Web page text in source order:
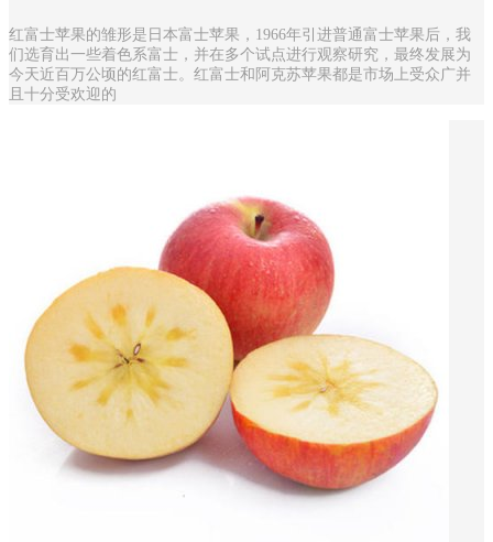
红富士苹果的雏形是日本富士苹果，1966年引进普通富士苹果后，我
们选育出一些着色系富士，并在多个试点进行观察研究，最终发展为
今天近百万公顷的红富士。红富士和阿克苏苹果都是市场上受众广并
且十分受欢迎的